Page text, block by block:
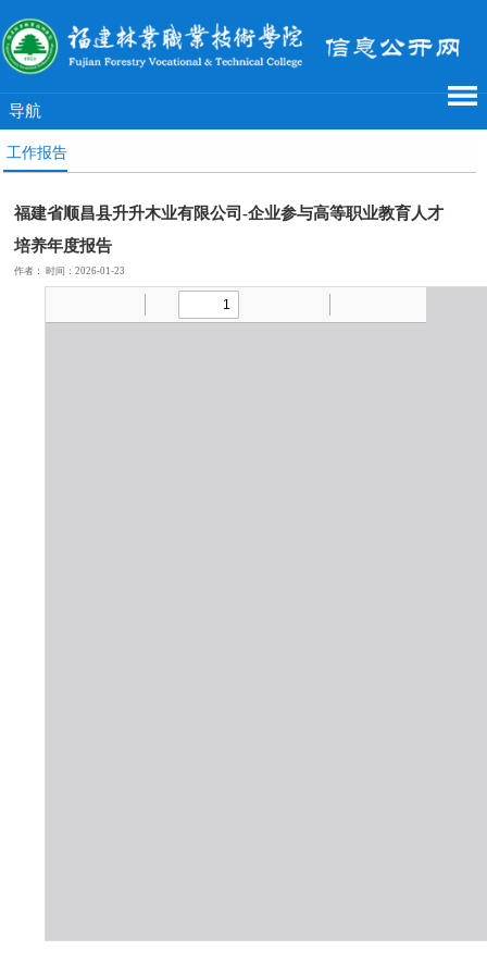
导航
工作报告
福建省顺昌县升升木业有限公司-企业参与高等职业教育人才
培养年度报告
作者： 时间：2026-01-23